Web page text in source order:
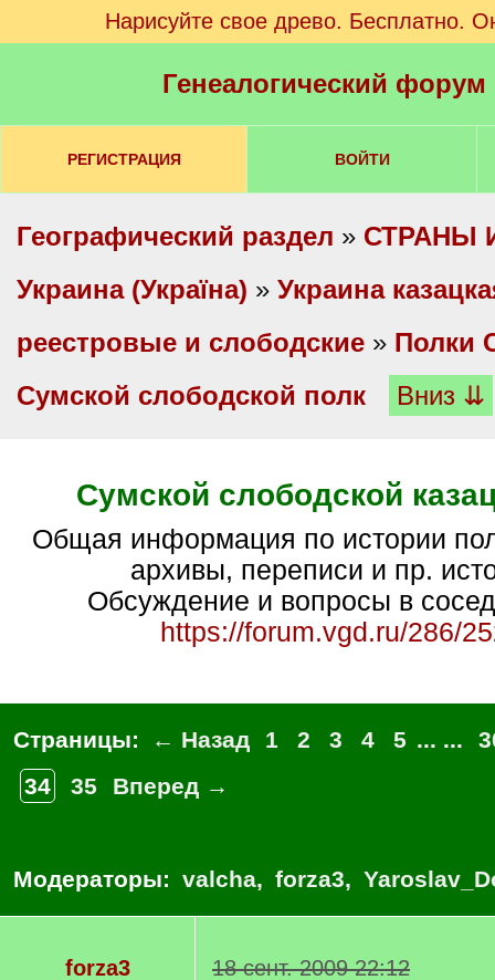
Нарисуйте свое древо. Бесплатно.
Генеалогический
РЕГИСТРАЦИЯ ВОЙТИ
Географический раздел » СТРАНЫ
Украина (Україна) » Украина
реестровые и слободские » Полки
Сумской слободской полк
Вниз ⇊
Сумской слободской
Общая информация по истории полка, ссылки на
архивы, переписи и пр.
Обсуждение и вопросы в
https://forum.vgd.ru/286/
Страницы: ← Назад 1 2 3 4 5 ... ...
34
35 Вперед →
Модераторы: valcha, forza3,
forza3
18 сент. 2009 22:12